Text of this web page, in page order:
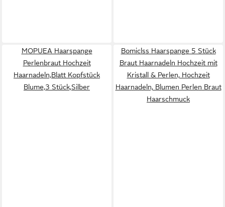
MOPUEA Haarspange
Perlenbraut Hochzeit
Haarnadeln,Blatt Kopfstück
Blume,3 Stück,Silber
Bomiclss Haarspange 5 Stück
Braut Haarnadeln Hochzeit mit
Kristall & Perlen, Hochzeit
Haarnadeln, Blumen Perlen Braut
Haarschmuck